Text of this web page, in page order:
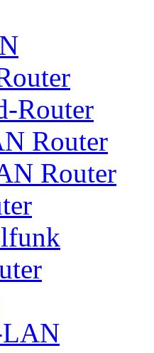
Router
Router
Router
LAN